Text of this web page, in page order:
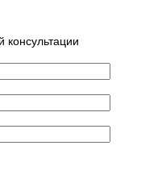
Наш
Авторское право © 2018-
консультации